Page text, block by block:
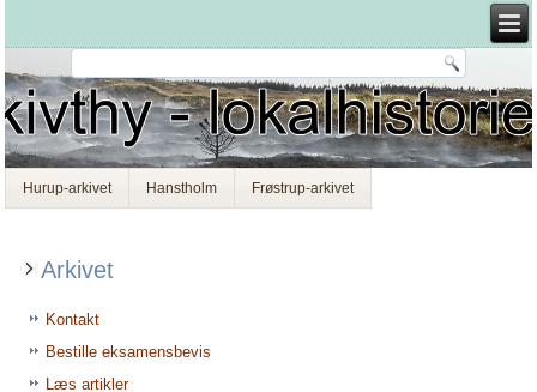
Hurup-arkivet Hanstholm Frøstrup-arkivet
Arkivet
Kontakt
Bestille eksamensbevis
Læs artikler